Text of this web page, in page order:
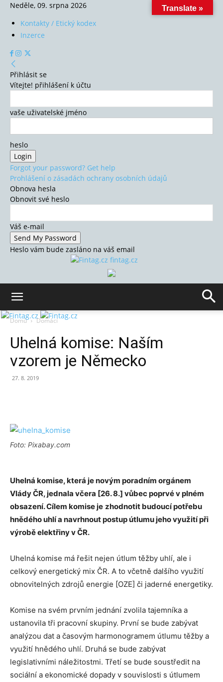
Neděle, 09. srpna 2026
Kontakty / Etický kodex
Inzerce
Přihlásit se
Vítejte! přihlášení k účtu
vaše uživatelské jméno
heslo
Forgot your password? Get help
Prohlášení o zásadách ochrany osobních údajů
Obnova hesla
Obnovit své heslo
Váš e-mail
Heslo vám bude zasláno na váš email
fintag.cz
Domů Domácí
Uhelná komise: Naším
vzorem je Německo
27. 8. 2019
Foto: Pixabay.com
Uhelná komise, která je novým poradním orgánem
Vlády ČR, jednala včera [26. 8.] vůbec poprvé v plném
obsazení. Cílem komise je zhodnotit budoucí potřebu
hnědého uhlí a navrhnout postup útlumu jeho využití při
výrobě elektřiny v ČR.
Uhelná komise má řešit nejen útlum těžby uhlí, ale i
celkový energetický mix ČR. A to včetně dalšího využití
obnovitelných zdrojů energie [OZE] či jaderné energetiky.
Komise na svém prvním jednání zvolila tajemníka a
ustanovila tři pracovní skupiny. První se bude zabývat
analýzou dat a časovým harmonogramem útlumu těžby a
využití hnědého uhlí. Druhá se bude zabývat
legislativními náležitostmi. Třetí se bude soustředit na
sociální a ekonomické dopady v souvislosti s útlumem
Translate »